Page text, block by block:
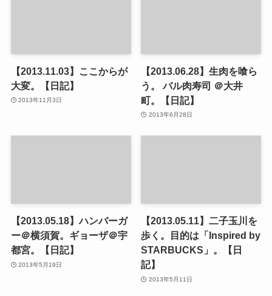
【2013.11.03】ここからが
大変。【日記】
2013年11月3日
【2013.06.28】生肉を喰ら
う。 バル肉寿司 ＠大井
町。【日記】
2013年6月28日
【2013.05.18】ハンバーガ
ー＠横須賀。ギョーザ＠宇
都宮。【日記】
2013年5月19日
【2013.05.11】二子玉川を
歩く。目的は「Inspired by
STARBUCKS」。【日
記】
2013年5月11日